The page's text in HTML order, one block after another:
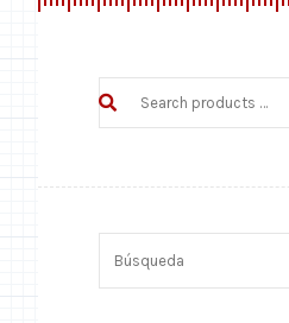
products